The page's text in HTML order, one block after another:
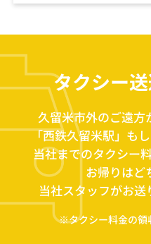
タクシー
久留米市外のご遠方
「西鉄久留米駅」も
当社までのタクシー
お帰りはど
当社スタッフがお送
※タクシー料金の領